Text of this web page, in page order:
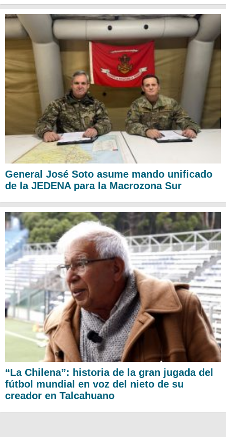
General José Soto asume mando unificado
de la JEDENA para la Macrozona Sur
“La Chilena”: historia de la gran jugada del
fútbol mundial en voz del nieto de su
creador en Talcahuano